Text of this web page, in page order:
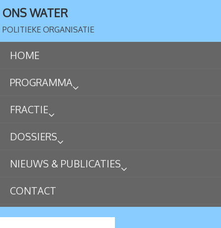
ONS WATER
POLITIEKE ORGANISATIE
HOME
PROGRAMMA
FRACTIE
DOSSIERS
NIEUWS & PUBLICATIES
CONTACT